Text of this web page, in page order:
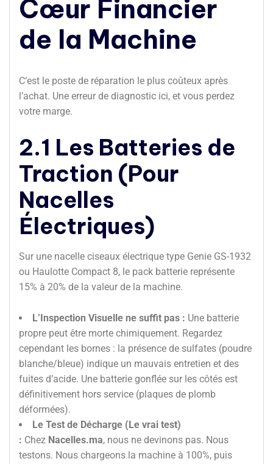
Cœur Financier
de la Machine
C’est le poste de réparation le plus coûteux après
l’achat. Une erreur de diagnostic ici, et vous perdez
votre marge.
2.1 Les Batteries de
Traction (Pour
Nacelles
Électriques)
Sur une nacelle ciseaux électrique type Genie GS-1932
ou Haulotte Compact 8, le pack batterie représente
15% à 20% de la valeur de la machine.
L’Inspection Visuelle ne suffit pas : Une batterie
propre peut être morte chimiquement. Regardez
cependant les bornes : la présence de sulfates (poudre
blanche/bleue) indique un mauvais entretien et des
fuites d’acide. Une batterie gonflée sur les côtés est
définitivement hors service (plaques de plomb
déformées).
Le Test de Décharge (Le vrai test)
: Chez Nacelles.ma, nous ne devinons pas. Nous
testons. Nous chargeons la machine à 100%, puis